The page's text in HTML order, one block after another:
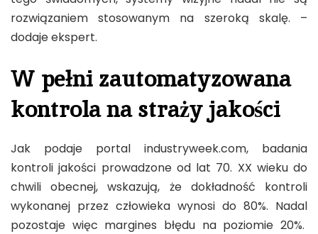
rozwiązaniem stosowanym na szeroką skalę. –
dodaje ekspert.
W pełni zautomatyzowana
kontrola na straży jakości
Jak podaje portal industryweek.com, badania
kontroli jakości prowadzone od lat 70. XX wieku do
chwili obecnej, wskazują, że dokładność kontroli
wykonanej przez człowieka wynosi do 80%. Nadal
pozostaje więc margines błędu na poziomie 20%.